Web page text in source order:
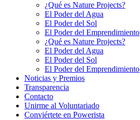
¿Qué es Nature Projects?
El Poder del Agua
El Poder del Sol
El Poder del Emprendimiento
¿Qué es Nature Projects?
El Poder del Agua
El Poder del Sol
El Poder del Emprendimiento
Noticias y Premios
Transparencia
Contacto
Unirme al Voluntariado
Conviértete en Powerista